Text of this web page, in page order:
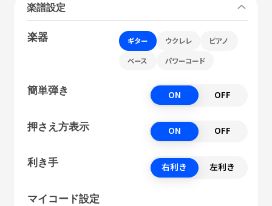
楽譜設定
楽器 ギター ウクレレ ピアノ
ベース パワーコード
簡単弾き ON OFF
押さえ方表示 ON OFF
利き手 右利き 左利き
マイコード設定